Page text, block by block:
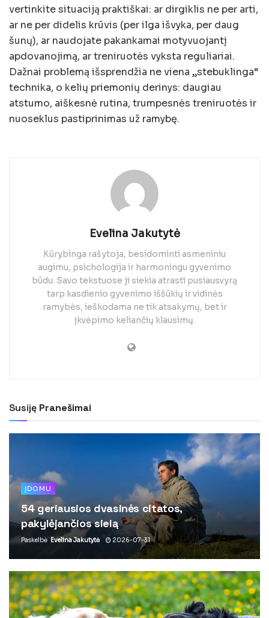
vertinkite situaciją praktiškai: ar dirgiklis ne per arti,
ar ne per didelis krūvis (per ilga išvyka, per daug
šunų), ar naudojate pakankamai motyvuojantį
apdovanojimą, ar treniruotės vyksta reguliariai.
Dažnai problemą išsprendžia ne viena „stebuklinga“
technika, o kelių priemonių derinys: daugiau
atstumo, aiškesnė rutina, trumpesnės treniruotės ir
nuoseklus pastiprinimas už ramybę.
Evelina Jakutytė
Kūrybinga rašytoja, besidominti asmeniniu
augimu, psichologija ir harmoningu gyvenimo
būdu. Savo tekstuose ji siekia atrasti pusiausvyrą
tarp kasdienio gyvenimo iššūkių ir vidinės
ramybės, ieškodama ne tik atsakymų, bet ir
įkvėpimo keliančių klausimų.
Susiję Pranešimai
ĮDOMU
54 geriausios dvasinės citatos,
pakylėjančios sielą
Paskelbė Evelina Jakutytė 2026-07-31